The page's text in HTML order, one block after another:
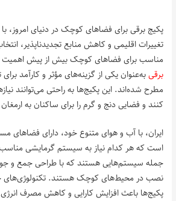
پکیج برقی برای فضاهای کوچک در دنیای امروز، با
تغییرات اقلیمی و کاهش منابع تجدیدناپذیر،
مناسب برای فضاهای کوچک بیش از پیش اهمیت
برقیبه‌عنوان یکی از گزینه‌های مؤثر و کارآمد
مطرح شده‌اند. این پکیج‌ها به راحتی می‌توانند
کنند و فضایی دنج و گرم را برای ساکنان به ارمغان
ایران، با آب و هوای متنوع خود، دارای
است که هر کدام نیاز به سیستم گرمایشی مناسب
جمله سیستم‌هایی هستند که با طراحی جمع و
نصب در محیط‌های کوچک هستند. تکنولوژی‌های
پکیج‌ها باعث افزایش کارایی و کاهش مصرف